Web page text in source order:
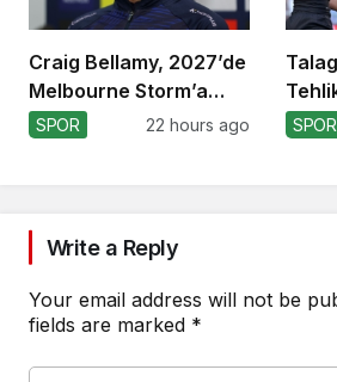
Craig Bellamy, 2027’de
Melbourne Storm’a
Dönüyor!
SPOR 22 hours ago SPOR
Write a Reply
Your email address will not be
fields are marked *